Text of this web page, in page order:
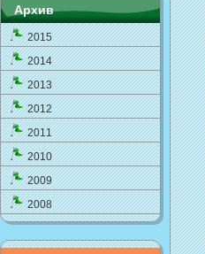
Архив
2015
2014
2013
2012
2011
2010
2009
2008